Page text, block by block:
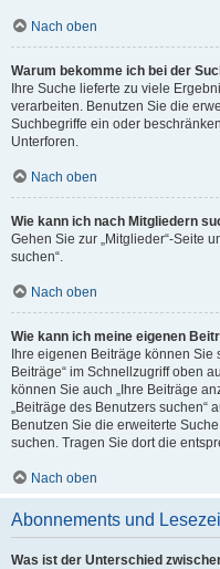
Nach oben
Warum bekomme ich bei der
Ihre Suche lieferte zu viele
verarbeiten. Benutzen Sie die
Suchbegriffe ein oder
Unterforen.
Nach oben
Wie kann ich nach Mitgliedern
Gehen Sie zur „Mitglieder“-Seite
suchen“.
Nach oben
Wie kann ich meine eigenen
Ihre eigenen Beiträge können
Beiträge“ im Schnellzugriff oben
können Sie auch „Ihre Beiträge
„Beiträge des Benutzers suchen“
Benutzen Sie die erweiterte
suchen. Tragen Sie dort die
Nach oben
Abonnements und
Was ist der Unterschied